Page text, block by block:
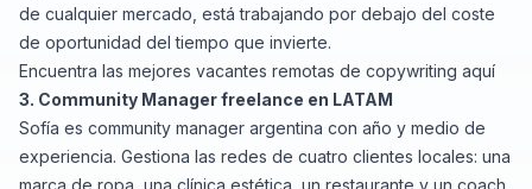
de cualquier mercado, está trabajando por debajo del coste
de oportunidad del tiempo que invierte.
Encuentra las mejores vacantes remotas de copywriting aquí
3. Community Manager freelance en LATAM
Sofía es community manager argentina con año y medio de
experiencia. Gestiona las redes de cuatro clientes locales: una
marca de ropa, una clínica estética, un restaurante y un coach